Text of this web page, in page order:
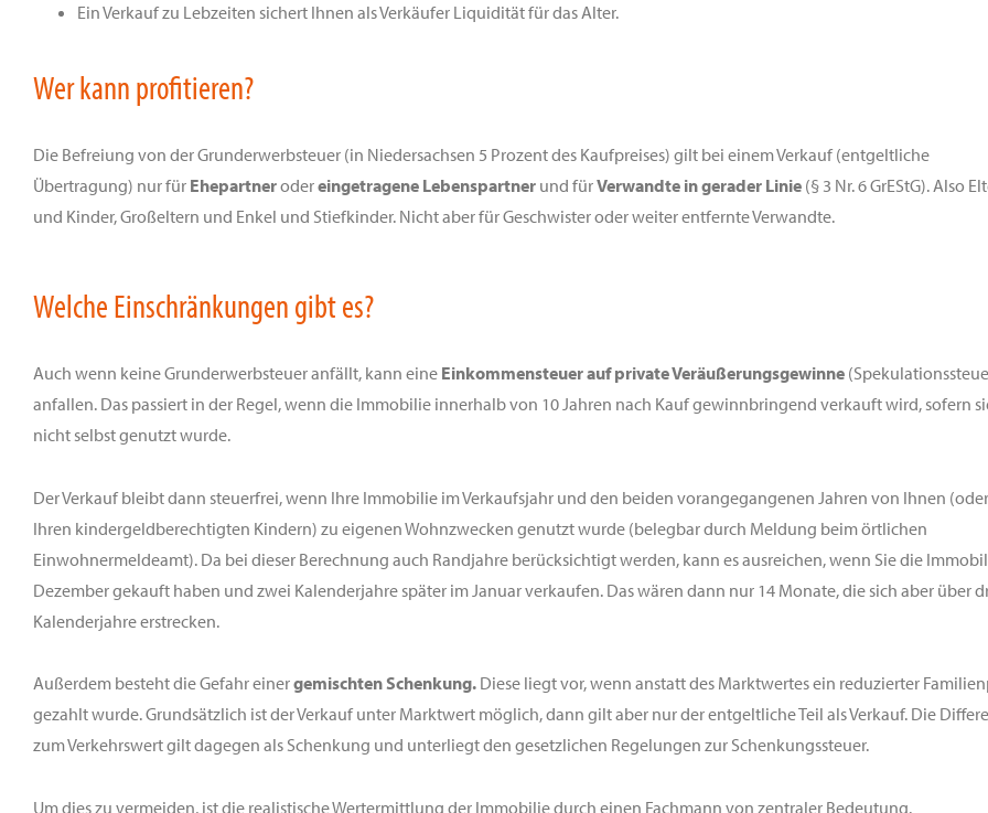
Ein Verkauf zu Lebzeiten sichert Ihnen als Verkäufer Liquidität für das Alter.
Wer kann profitieren?
Die Befreiung von der Grunderwerbsteuer (in Niedersachsen 5 Prozent des Kaufpreises) gilt bei einem Verkauf (entgeltliche
Übertragung) nur für Ehepartnerodereingetragene Lebenspartnerund fürVerwandte in gerader Linie(§ 3 Nr. 6 GrEStG). Also
und Kinder, Großeltern und Enkel und Stiefkinder. Nicht aber für Geschwister oder weiter entfernte Verwandte.
Welche Einschränkungen gibt es?
Auch wenn keine Grunderwerbsteuer anfällt, kann eine Einkommensteuer auf private Veräußerungsgewinne
anfallen. Das passiert in der Regel, wenn die Immobilie innerhalb von 10 Jahren nach Kauf gewinnbringend verkauft wird, sofern
nicht selbst genutzt wurde.
Der Verkauf bleibt dann steuerfrei, wenn Ihre Immobilie im Verkaufsjahr und den beiden vorangegangenen Jahren von Ihnen (oder
Ihren kindergeldberechtigten Kindern) zu eigenen Wohnzwecken genutzt wurde (belegbar durch Meldung beim örtlichen
Einwohnermeldeamt). Da bei dieser Berechnung auch Randjahre berücksichtigt werden, kann es ausreichen, wenn Sie die
Dezember gekauft haben und zwei Kalenderjahre später im Januar verkaufen. Das wären dann nur 14 Monate, die sich aber über
Kalenderjahre erstrecken.
Außerdem besteht die Gefahr einergemischten Schenkung. Diese liegt vor, wenn anstatt des Marktwertes ein reduzierter
gezahlt wurde. Grundsätzlich ist der Verkauf unter Marktwert möglich, dann gilt aber nur der entgeltliche Teil als Verkauf. Die
zum Verkehrswert gilt dagegen als Schenkung und unterliegt den gesetzlichen Regelungen zur Schenkungssteuer.
Um dies zu vermeiden, ist die realistische Wertermittlung der Immobilie durch einen Fachmann von zentraler Bedeutung.